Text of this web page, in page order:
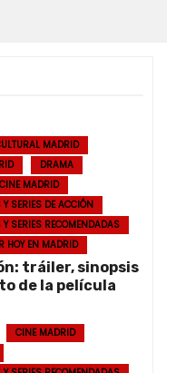
MADRID
DRAMA
MADRID
Y SERIES DE ACCIÓN
Y SERIES RECOMENDADAS
HOY EN MADRID
tráiler, sinopsis
de la película
CINE MADRID